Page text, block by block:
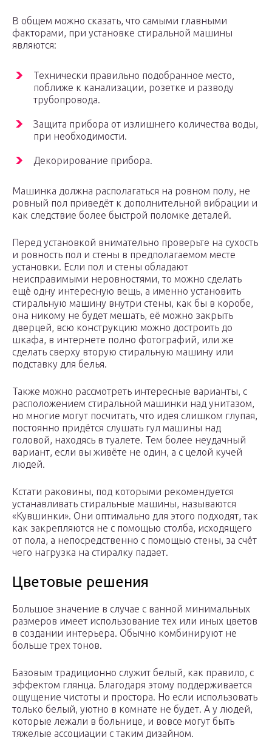
В общем можно сказать, что самыми главными
факторами, при установке стиральной машины
являются:
Технически правильно подобранное место,
поближе к канализации, розетке и разводу
трубопровода.
Защита прибора от излишнего количества воды,
при необходимости.
Декорирование прибора.
Машинка должна располагаться на ровном полу, не
ровный пол приведёт к дополнительной вибрации и
как следствие более быстрой поломке деталей.
Перед установкой внимательно проверьте на сухость
и ровность пол и стены в предполагаемом месте
установки. Если пол и стены обладают
неисправимыми неровностями, то можно сделать
ещё одну интересную вещь, а именно установить
стиральную машину внутри стены, как бы в коробе,
она никому не будет мешать, её можно закрыть
дверцей, всю конструкцию можно достроить до
шкафа, в интернете полно фотографий, или же
сделать сверху вторую стиральную машину или
подставку для белья.
Также можно рассмотреть интересные варианты, с
расположением стиральной машинки над унитазом,
но многие могут посчитать, что идея слишком глупая,
постоянно придётся слушать гул машины над
головой, находясь в туалете. Тем более неудачный
вариант, если вы живёте не один, а с целой кучей
людей.
Кстати раковины, под которыми рекомендуется
устанавливать стиральные машины, называются
«Кувшинки». Они оптимально для этого подходят, так
как закрепляются не с помощью столба, исходящего
от пола, а непосредственно с помощью стены, за счёт
чего нагрузка на стиралку падает.
Цветовые решения
Большое значение в случае с ванной минимальных
размеров имеет использование тех или иных цветов
в создании интерьера. Обычно комбинируют не
больше трех тонов.
Базовым традиционно служит белый, как правило, с
эффектом глянца. Благодаря этому поддерживается
ощущение чистоты и простора. Но если использовать
только белый, уютно в комнате не будет. А у людей,
которые лежали в больнице, и вовсе могут быть
тяжелые ассоциации с таким дизайном.